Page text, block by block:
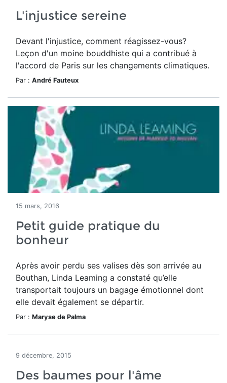
L'injustice sereine
Devant l'injustice, comment réagissez-vous?
Leçon d'un moine bouddhiste qui a contribué à
l'accord de Paris sur les changements climatiques.
Par : André Fauteux
15 mars, 2016
Petit guide pratique du
bonheur
Après avoir perdu ses valises dès son arrivée au
Bouthan, Linda Leaming a constaté qu’elle
transportait toujours un bagage émotionnel dont
elle devait également se départir.
Par : Maryse de Palma
9 décembre, 2015
Des baumes pour l'âme